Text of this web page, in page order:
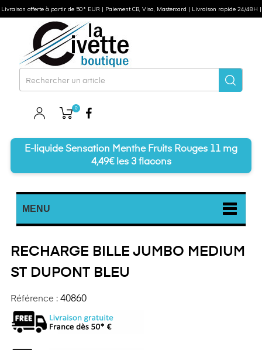
0
E-liquide Sensation Menthe Fruits Rouges 11 mg
4,49€ les 3 flacons
MENU
RECHARGE BILLE JUMBO MEDIUM
ST DUPONT BLEU
Référence : 40860
Livraison offerte à partir de 50* EUR | Paiement CB, Visa, Mastercard | Livraison rapide 24/48H |